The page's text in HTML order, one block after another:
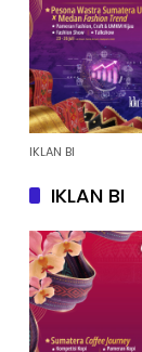
IKLAN BI
IKLAN BI